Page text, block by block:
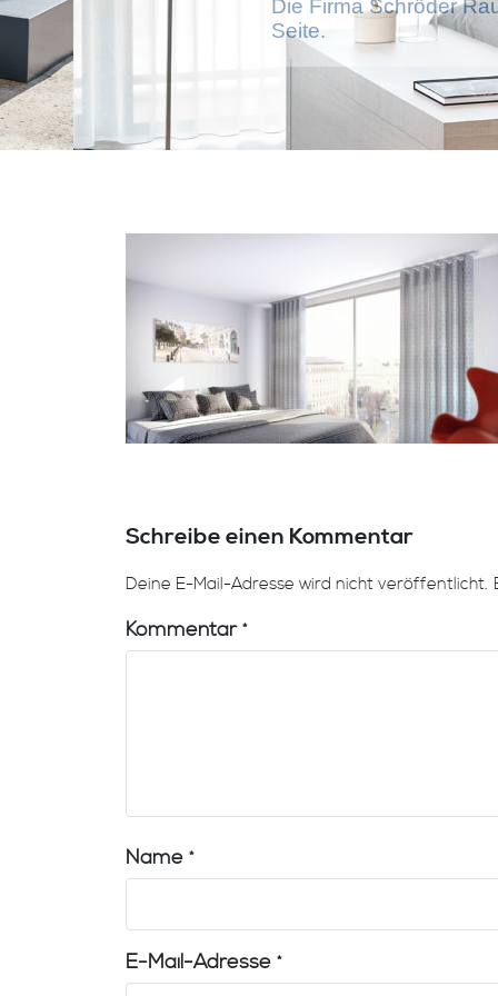
Die Firma Schröder
Seite.
Schreibe einen Kommentar
Deine E-Mail-Adresse wird nicht veröffentlicht.
Kommentar*
Name*
E-Mail-Adresse*